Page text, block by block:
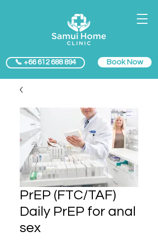
📞 +66 612 688 894 Book Now
PrEP (FTC/TAF)
Daily PrEP for anal
sex